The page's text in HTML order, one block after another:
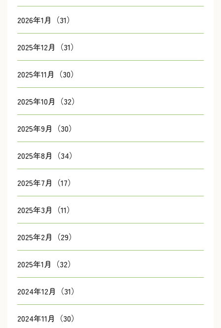
2026年1月（31）
2025年12月（31）
2025年11月（30）
2025年10月（32）
2025年9月（30）
2025年8月（34）
2025年7月（17）
2025年3月（11）
2025年2月（29）
2025年1月（32）
2024年12月（31）
2024年11月（30）